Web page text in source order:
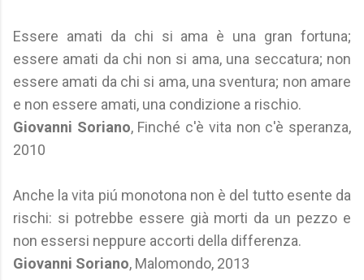
Essere amati da chi si ama è una gran fortuna;
essere amati da chi non si ama, una seccatura; non
essere amati da chi si ama, una sventura; non amare
e non essere amati, una condizione a rischio.
Giovanni Soriano, Finché c'è vita non c'è speranza,
2010
Anche la vita piú monotona non è del tutto esente da
rischi: si potrebbe essere già morti da un pezzo e
non essersi neppure accorti della differenza.
Giovanni Soriano, Malomondo, 2013